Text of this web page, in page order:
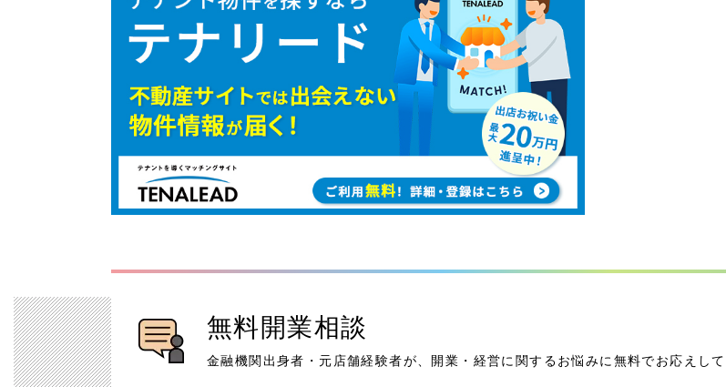
無料開業相談
金融機関出身者・元店舗経験者が、開業・経営に関するお悩みに無料でお応えし